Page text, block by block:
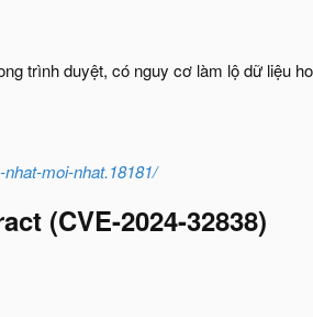
trình duyệt, có nguy cơ làm lộ dữ liệu
moi-nhat.18181/
(CVE-2024-32838)​